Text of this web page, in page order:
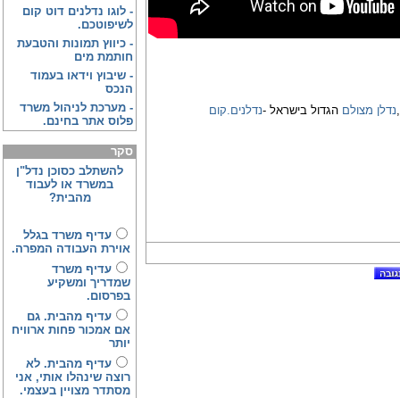
,נדלן מצולם הגדול בישראל -נדלנים.קום
- לוגו נדלנים דוט קום
לשיפוטכם.
- כיווץ תמונות והטבעת
חותמת מים
- שיבוץ וידאו בעמוד
הנכס
- מערכת לניהול משרד
פלוס אתר בחינם.
סקר
להשתלב כסוכן נדל"ן
במשרד או לעבוד
מהבית?
עדיף משרד בגלל
אוירת העבודה המפרה.
עדיף משרד
שמדריך ומשקיע
בפרסום.
עדיף מהבית. גם
אם אמכור פחות ארוויח
יותר
עדיף מהבית. לא
רוצה שינהלו אותי, אני
מסתדר מצויין בעצמי.